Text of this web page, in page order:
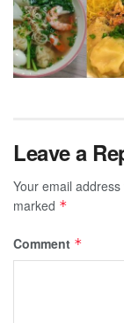
Leave a
Your email
marked *
Comment *